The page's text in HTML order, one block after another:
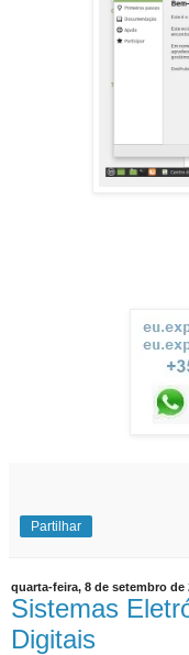
Partilhar
quarta-feira, 8 de setembro de
Sistemas
Digitais